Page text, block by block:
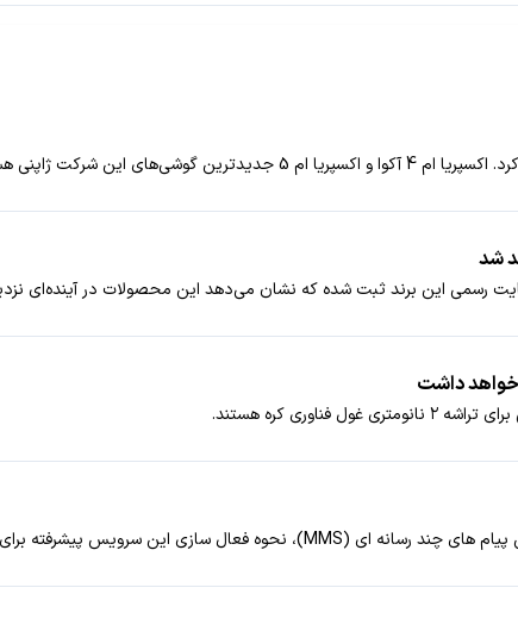
رسمی این برند ثبت شده که نشان می‌دهد این محصولات در آینده‌ای
کره هستند.